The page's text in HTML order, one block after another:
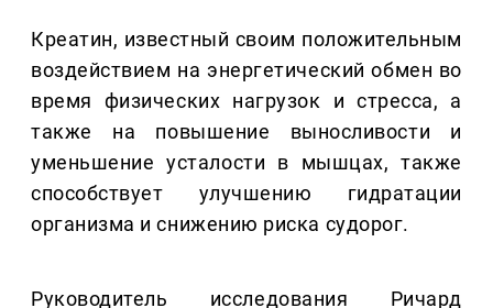
Креатин, известный своим положительным
воздействием на энергетический обмен во
время физических нагрузок и стресса, а
также на повышение выносливости и
уменьшение усталости в мышцах, также
способствует улучшению гидратации
организма и снижению риска судорог.
Руководитель исследования Ричард